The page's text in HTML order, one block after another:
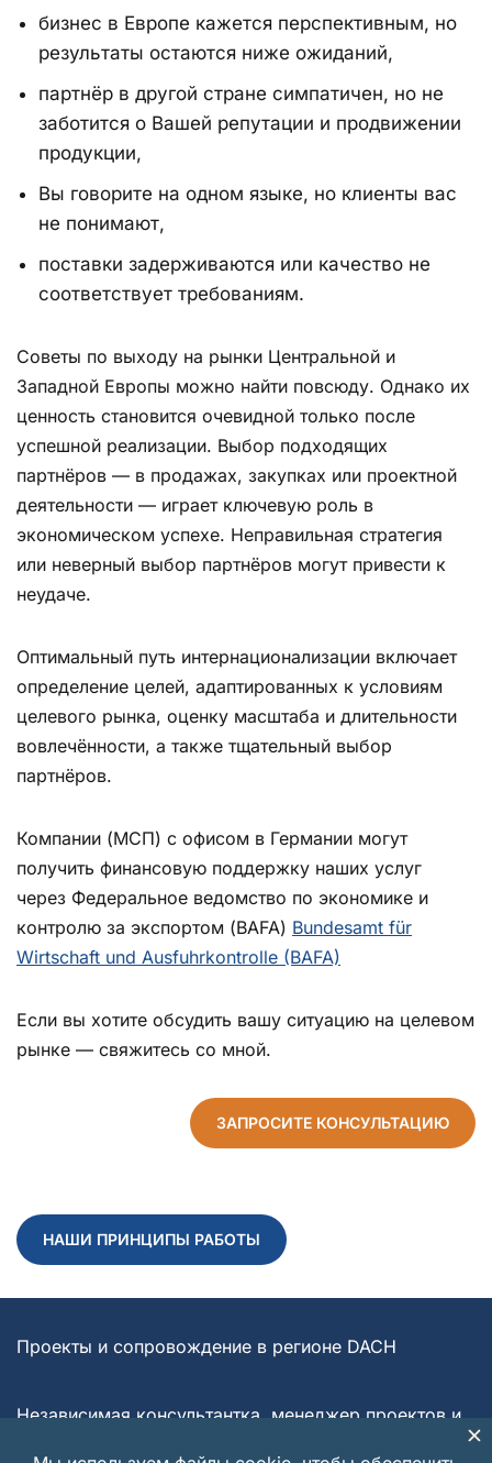
бизнес в Европе кажется перспективным, но
результаты остаются ниже ожиданий,
партнёр в другой стране симпатичен, но не
заботится о Вашей репутации и продвижении
продукции,
Вы говорите на одном языке, но клиенты вас
не понимают,
поставки задерживаются или качество не
соответствует требованиям.
Советы по выходу на рынки Центральной и
Западной Европы можно найти повсюду. Однако их
ценность становится очевидной только после
успешной реализации. Выбор подходящих
партнёров — в продажах, закупках или проектной
деятельности — играет ключевую роль в
экономическом успехе. Неправильная стратегия
или неверный выбор партнёров могут привести к
неудаче.
Оптимальный путь интернационализации включает
определение целей, адаптированных к условиям
целевого рынка, оценку масштаба и длительности
вовлечённости, а также тщательный выбор
партнёров.
Компании (МСП) с офисом в Германии могут
получить финансовую поддержку наших услуг
через Федеральное ведомство по экономике и
контролю за экспортом (BAFA) Bundesamt für
Wirtschaft und Ausfuhrkontrolle (BAFA)
Если вы хотите обсудить вашу ситуацию на целевом
рынке — свяжитесь со мной.
ЗАПРОСИТЕ КОНСУЛЬТАЦИЮ
НАШИ ПРИНЦИПЫ РАБОТЫ
Проекты и сопровождение в регионе DACH
Независимая консультантка, менеджер проектов и